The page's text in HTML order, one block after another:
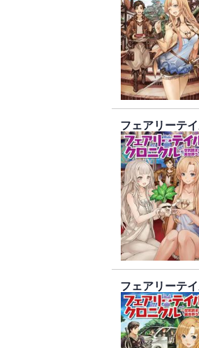
フェアリーテ
フェアリーテ